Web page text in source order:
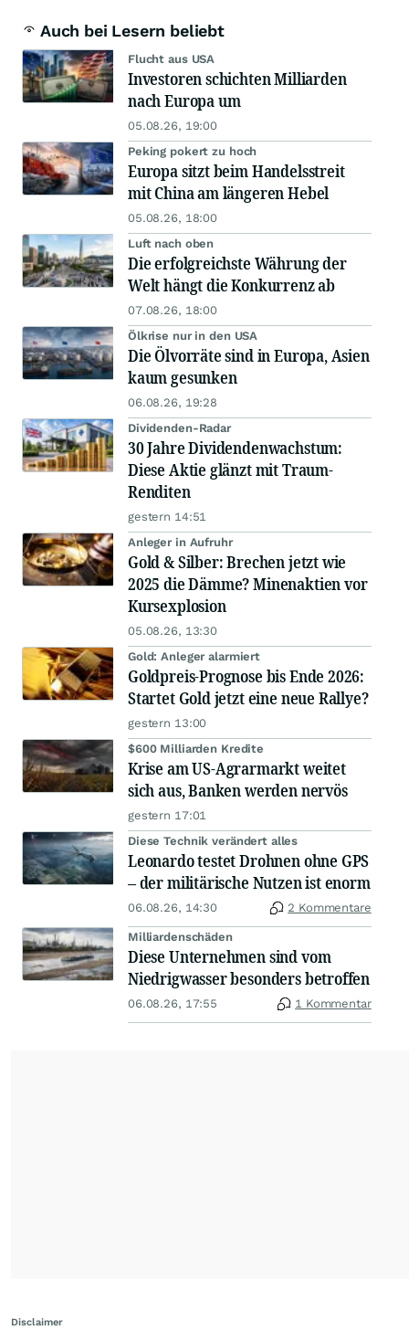
Auch bei Lesern beliebt
Flucht aus USA
Investoren schichten Milliarden
nach Europa um
05.08.26, 19:00
Peking pokert zu hoch
Europa sitzt beim Handelsstreit
mit China am längeren Hebel
05.08.26, 18:00
Luft nach oben
Die erfolgreichste Währung der
Welt hängt die Konkurrenz ab
07.08.26, 18:00
Ölkrise nur in den USA
Die Ölvorräte sind in Europa, Asien
kaum gesunken
06.08.26, 19:28
Dividenden-Radar
30 Jahre Dividendenwachstum:
Diese Aktie glänzt mit Traum-
Renditen
gestern 14:51
Anleger in Aufruhr
Gold & Silber: Brechen jetzt wie
2025 die Dämme? Minenaktien vor
Kursexplosion
05.08.26, 13:30
Gold: Anleger alarmiert
Goldpreis-Prognose bis Ende 2026:
Startet Gold jetzt eine neue Rallye?
gestern 13:00
$600 Milliarden Kredite
Krise am US-Agrarmarkt weitet
sich aus, Banken werden nervös
gestern 17:01
Diese Technik verändert alles
Leonardo testet Drohnen ohne GPS
– der militärische Nutzen ist enorm
06.08.26, 14:30 2 Kommentare
Milliardenschäden
Diese Unternehmen sind vom
Niedrigwasser besonders betroffen
06.08.26, 17:55 1 Kommentar
Disclaimer